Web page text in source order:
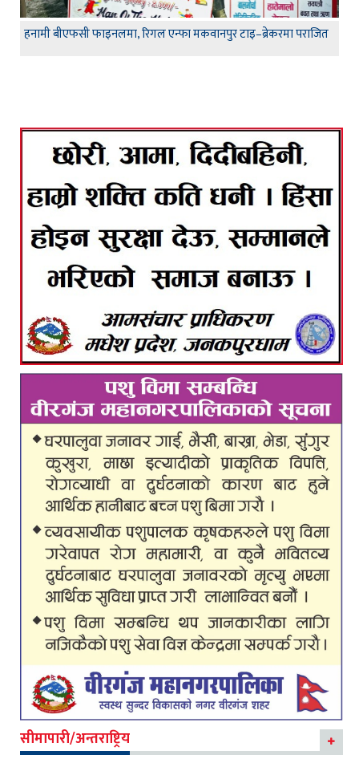
हनामी बीएफसी फाइनलमा, रिगल एन्फा मकवानपुर टाइ–ब्रेकरमा पराजित
सीमापारी/अन्तराष्ट्रिय